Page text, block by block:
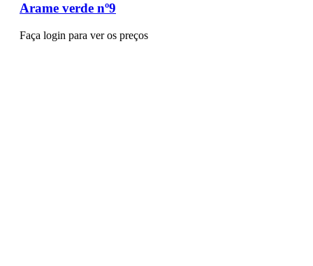
Arame verde nº9
Faça login para ver os preços